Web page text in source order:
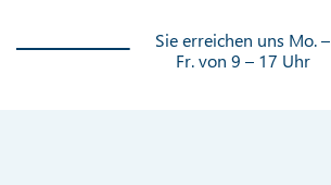
Sie erreichen uns Mo. –
Fr. von 9 – 17 Uhr